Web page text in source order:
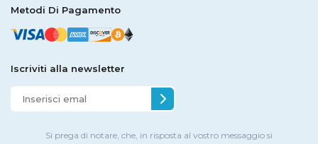
Metodi Di Pagamento
Iscriviti alla newsletter
Si prega di notare, che, in risposta al vostro messaggio si